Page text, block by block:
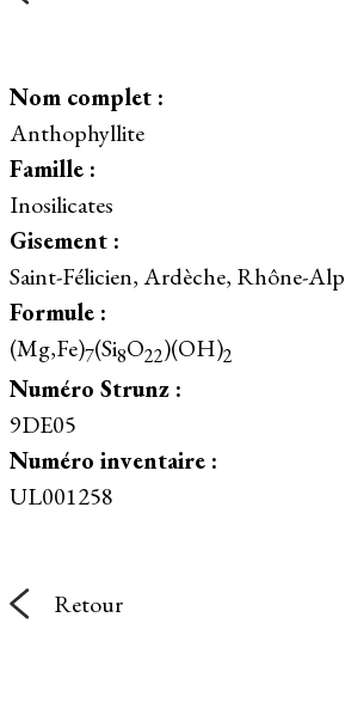
Nom complet :
Anthophyllite
Famille :
Inosilicates
Gisement :
Saint-Félicien, Ardèche, Rhône-
Formule :
(Mg,Fe)7(Si8O22)(OH)2
Numéro Strunz :
9DE05
Numéro inventaire :
UL001258
Retour